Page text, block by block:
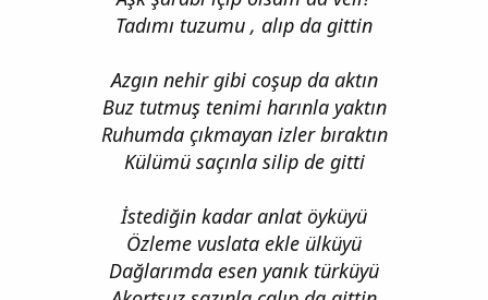
Tadımı tuzumu , alıp da gittin
Azgın nehir gibi coşup da aktın
Buz tutmuş tenimi harınla yaktın
Ruhumda çıkmayan izler bıraktın
Külümü saçınla silip de gitti
İstediğin kadar anlat öyküyü
Özleme vuslata ekle ülküyü
Dağlarımda esen yanık türküyü